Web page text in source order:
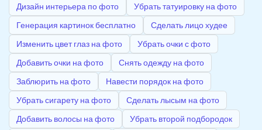
Дизайн интерьера по фото
Убрать татуировку на фото
Генерация картинок бесплатно
Сделать лицо худее
Изменить цвет глаз на фото
Убрать очки с фото
Добавить очки на фото
Снять одежду на фото
Заблюрить на фото
Навести порядок на фото
Убрать сигарету на фото
Сделать лысым на фото
Добавить волосы на фото
Убрать второй подбородок